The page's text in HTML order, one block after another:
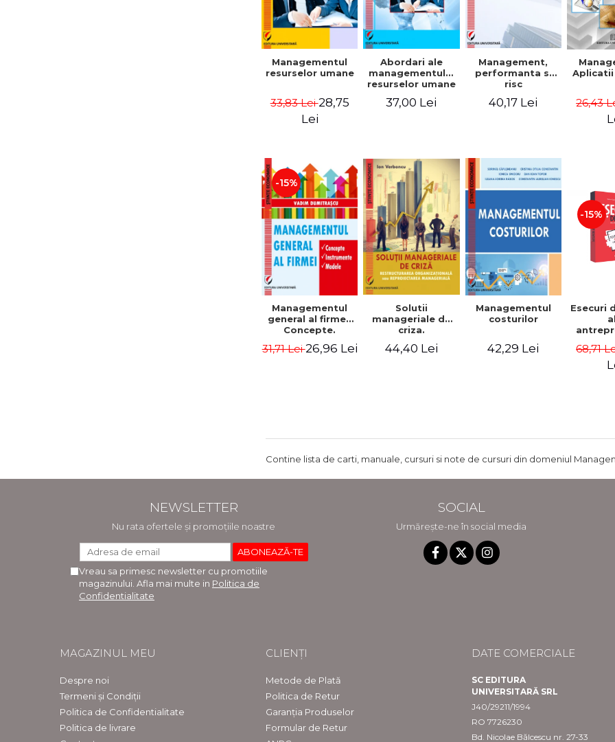
Managementul
resurselor umane
33,83 Lei28,75
Lei
Abordari ale
managementului
resurselor umane
organizatiei
37,00 Lei
Management,
performanta si
risc
40,17 Lei 26,43
-15%
Managementul
general al firmei.
Concepte.
Modele
31,71 Lei26,96 Lei
Solutii
manageriale de
criza.
organizationala
44,40 Lei
Managementul
costurilor
42,29 Lei
-15%
Esecuri
esec
68,71
Contine lista de carti, manuale, cursuri si note de cursuri din domeniul
NEWSLETTER
Nu rata ofertele și promoțiile noastre
Vreau sa primesc newsletter cu promotiile
magazinului. Afla mai multe in Politica de
Confidentialitate
SOCIAL
Urmărește-ne în social media
MAGAZINUL MEU
Despre noi
Termeni și Condiții
Politica de Confidentialitate
Politica de livrare
CLIENȚI
Metode de Plată
Politica de Retur
Garanția Produselor
Formular de Retur
DATE COMERCIALE
SC EDITURA
UNIVERSITARĂ SRL
J40/29211/1994
RO 7726230
Bd. Nicolae Bălcescu nr. 27-33